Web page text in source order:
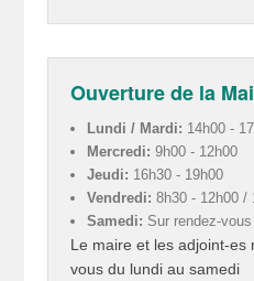
Ouverture de la
Lundi / Mardi: 14h00 -
Mercredi: 9h00 - 12h00
Jeudi: 16h30 - 19h00
Vendredi: 8h30 - 12h00 /
Samedi: Sur rendez-vous
Le maire et les adjoint-es
vous du lundi au samedi